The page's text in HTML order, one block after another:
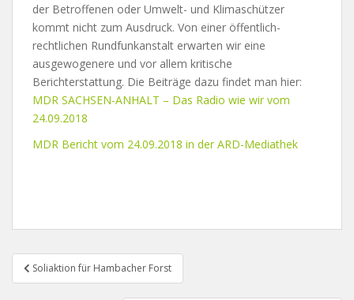
der Betroffenen oder Umwelt- und Klimaschützer
kommt nicht zum Ausdruck. Von einer öffentlich-
rechtlichen Rundfunkanstalt erwarten wir eine
ausgewogenere und vor allem kritische
Berichterstattung. Die Beiträge dazu findet man hier:
MDR SACHSEN-ANHALT – Das Radio wie wir vom
24.09.2018
MDR Bericht vom 24.09.2018 in der ARD-Mediathek
Beitragsnavigation
Soliaktion für Hambacher Forst